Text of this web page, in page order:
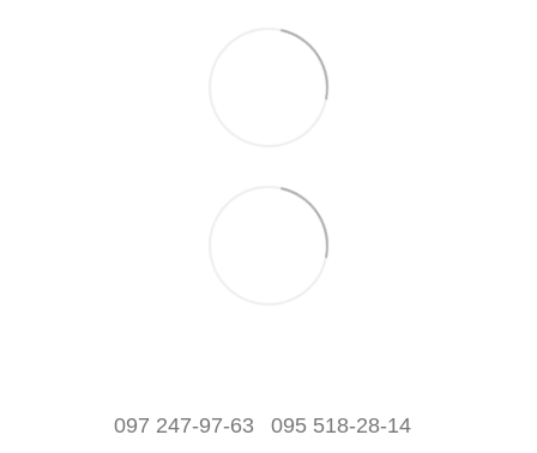
097 247-97-63 095 518-28-14